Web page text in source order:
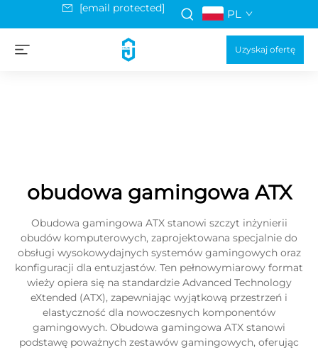
[email protected] PL
Uzyskaj ofertę
obudowa gamingowa ATX
Obudowa gamingowa ATX stanowi szczyt inżynierii
obudów komputerowych, zaprojektowana specjalnie do
obsługi wysokowydajnych systemów gamingowych oraz
konfiguracji dla entuzjastów. Ten pełnowymiarowy format
wieży opiera się na standardzie Advanced Technology
eXtended (ATX), zapewniając wyjątkową przestrzeń i
elastyczność dla nowoczesnych komponentów
gamingowych. Obudowa gamingowa ATX stanowi
podstawę poważnych zestawów gamingowych, oferując